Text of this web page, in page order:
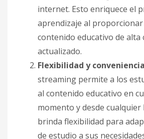
internet. Esto enriquece el
aprendizaje al proporcionar
contenido educativo de alta
actualizado.
Flexibilidad y conveniencia
streaming permite a los
al contenido educativo en
momento y desde
brinda flexibilidad para
de estudio a sus